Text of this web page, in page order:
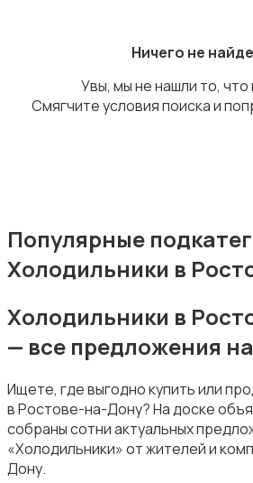
Плиты и духовые шкафы
Посудомоечные машины
Приготовление еды
Ничего не
Увы, мы не нашли то, что
Смягчите условия поиска и
Популярные
Холодильники в
Холодильники в
— все предложения
Ищете, где выгодно купить или
в Ростове-на-Дону? На доске
собраны сотни актуальных
«Холодильники» от жителей и
Дону.